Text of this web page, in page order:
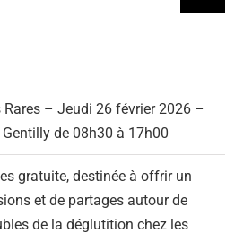
– Jeudi 26 février 2026 –
de 08h30 à 17h00
gratuite, destinée à offrir un
et de partages autour de
de la déglutition chez les